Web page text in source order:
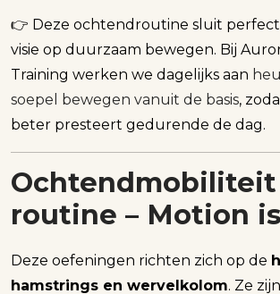
👉 Deze ochtendroutine sluit perfect
visie op duurzaam bewegen. Bij
Training werken we dagelijks aan
soepel bewegen vanuit de basis,
beter presteert gedurende de dag.
Ochtendmobiliteit
routine – Motion
Deze oefeningen richten zich op de
hamstrings en wervelkolom. Ze